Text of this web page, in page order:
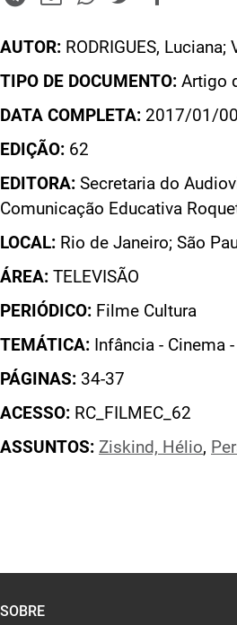
AUTOR: RODRIGUES,
TIPO DE DOCUMENTO: Artigo
DATA COMPLETA: 2017/01/
EDIÇÃO: 62
EDITORA: Secretaria do
Comunicação Educativa
LOCAL: Rio de Janeiro; São
ÁREA: TELEVISÃO
PERIÓDICO: Filme Cultura
TEMÁTICA: Infância - Cinema
PÁGINAS: 34-37
ACESSO: RC_FILMEC_62
ASSUNTOS: Ziskind, Hélio,
SOBRE